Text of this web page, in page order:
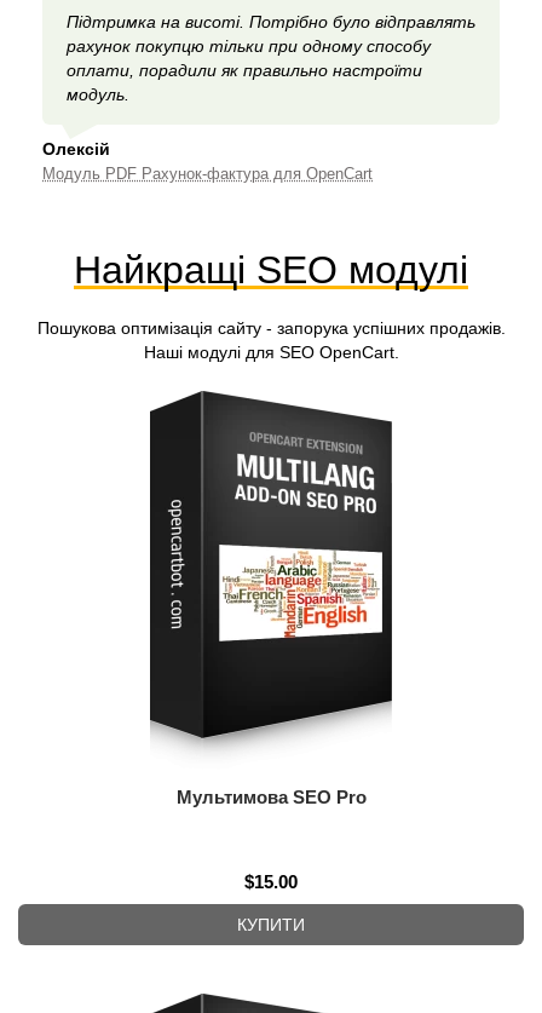
Підтримка на висоті. Потрібно було відправлять
рахунок покупцю тільки при одному способу
оплати, порадили як правильно настроїти
модуль.
Олексій
Модуль PDF Рахунок-фактура для OpenCart
Найкращі SEO модулі
Пошукова оптимізація сайту - запорука успішних продажів.
Наші модулі для SEO OpenCart.
Мультимова SEO Pro
$15.00
КУПИТИ